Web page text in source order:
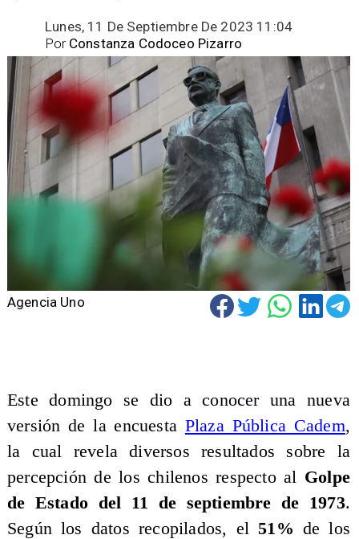
Lunes, 11 De Septiembre De 2023 11:04
Constanza Codoceo Pizarro
Por
Agencia Uno
Este domingo se dio a conocer una nueva
versión de la encuesta Plaza Pública Cadem,
la cual revela diversos resultados sobre la
percepción de los chilenos respecto al Golpe
de Estado del 11 de septiembre de 1973.
Según los datos recopilados, el51% de los